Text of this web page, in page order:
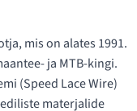
mis on alates 1991.
ja MTB-kingi.
(Speed Lace Wire)
materjalide